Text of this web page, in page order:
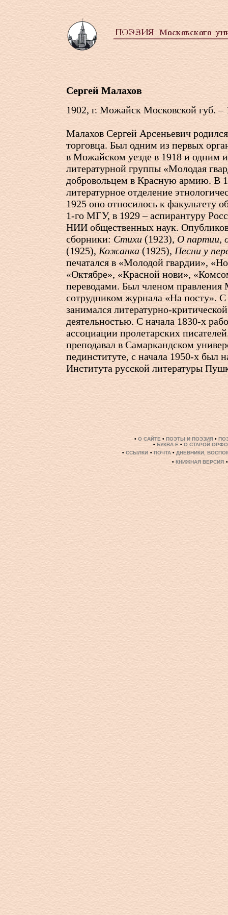
Сергей Малахов
1902, г. Можайск Московской губ. –
Малахов Сергей Арсеньевич
торговца. Был одним из первых
в Можайском уезде в 1918 и одним
литературной группы «Молодая
добровольцем в Красную армию. В
литературное отделение
1925 оно относилось к факультету
1-го МГУ, в 1929 – аспирантуру
НИИ общественных наук.
сборники: Стихи (1923), О партии,
(1925), Кожанка(1925), Песни у
печатался в «Молодой гвардии»,
«Октябре», «Красной нови»,
переводами. Был членом
сотрудником журнала «На посту».
занимался литературно-
деятельностью. С начала 1830-х
ассоциации пролетарских
преподавал в Самаркандском
пединституте, с начала 1950-х был
Института русской литературы